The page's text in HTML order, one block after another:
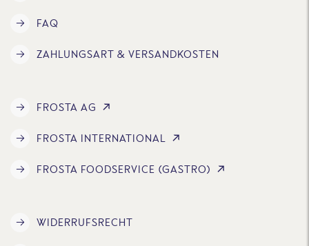
FAQ
ZAHLUNGSART & VERSANDKOSTEN
FROSTA AG
FROSTA INTERNATIONAL
FROSTA FOODSERVICE (GASTRO)
WIDERRUFSRECHT